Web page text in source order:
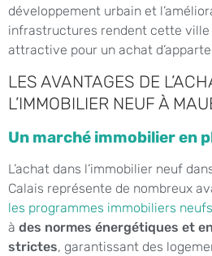
développement urbain et
infrastructures rendent cette
attractive pour un achat
LES AVANTAGES DE
L’IMMOBILIER NEUF À
Un marché immobilier en
L’achat dans l’immobilier neuf
Calais représente de nombreux
les programmes immobiliers
à des normes énergétiques et
strictes, garantissant des